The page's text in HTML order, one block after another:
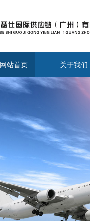
网站首页 关于我们